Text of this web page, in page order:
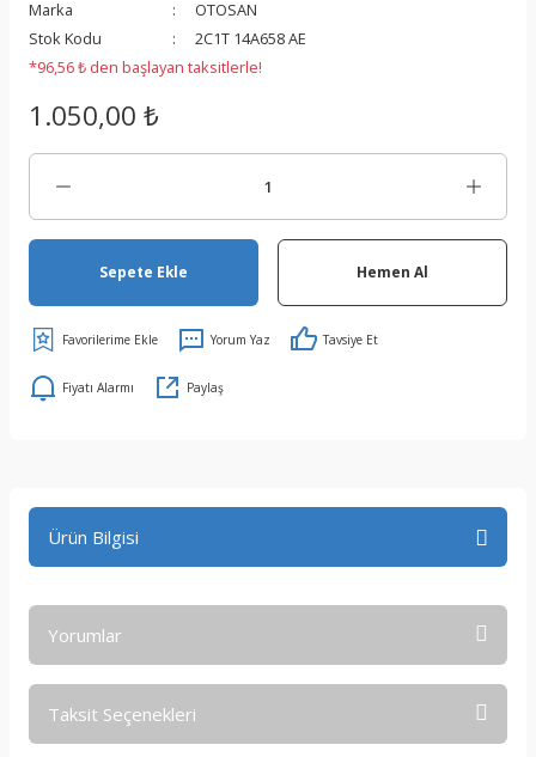
Marka
OTOSAN
Stok Kodu
2C1T 14A658 AE
*96,56 ₺ den başlayan taksitlerle!
1.050,00 ₺
Sepete Ekle Hemen Al
Yorum Yaz Tavsiye Et
Fiyatı Alarmı Paylaş
Ürün Bilgisi
Yorumlar
Taksit Seçenekleri